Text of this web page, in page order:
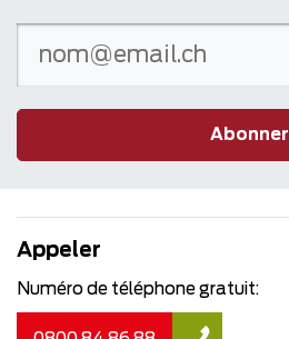
Abonner
Appeler
Numéro de téléphone gratuit: